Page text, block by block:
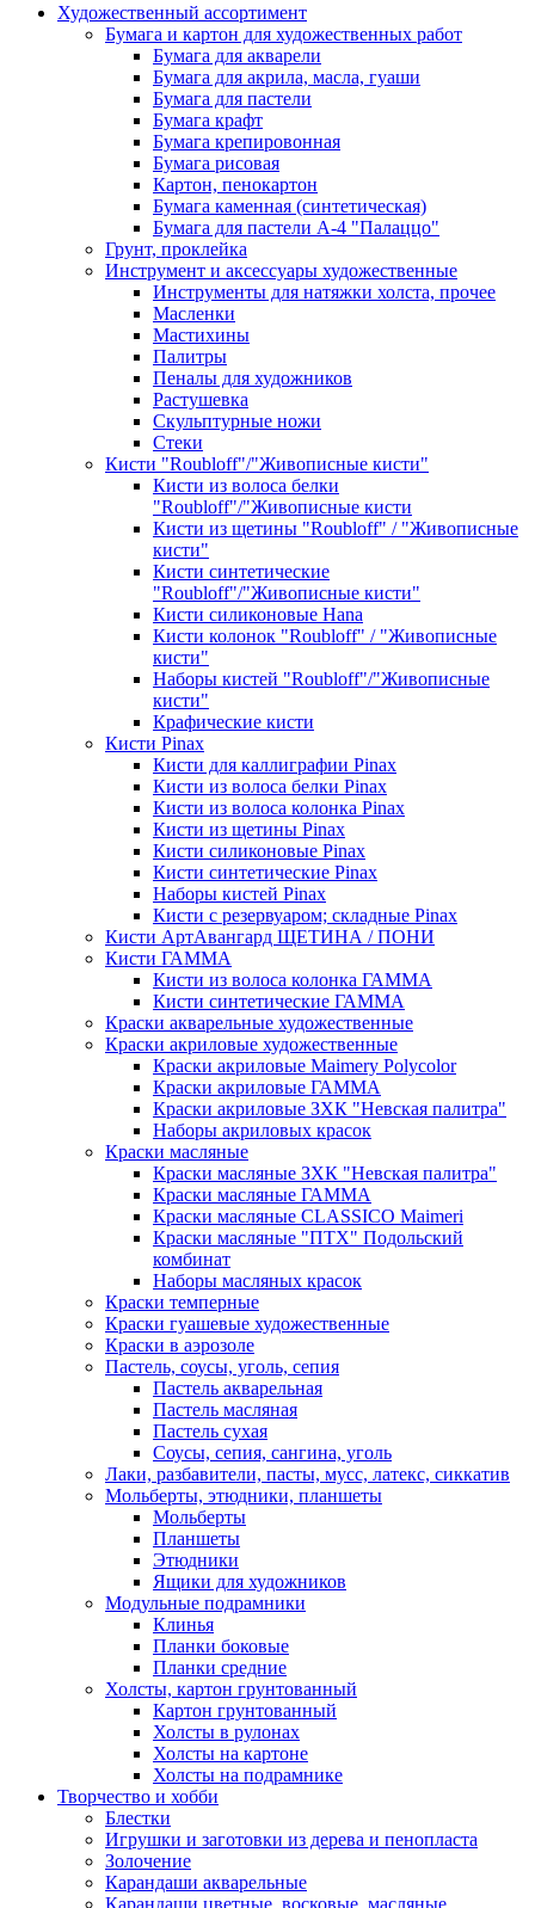
Художественный ассортимент
Бумага и картон для художественных работ
Бумага для акварели
Бумага для акрила, масла, гуаши
Бумага для пастели
Бумага крафт
Бумага крепировонная
Бумага рисовая
Картон, пенокартон
Бумага каменная (синтетическая)
Бумага для пастели А-4 "Палаццо"
Грунт, проклейка
Инструмент и аксессуары художественные
Инструменты для натяжки холста, прочее
Масленки
Мастихины
Палитры
Пеналы для художников
Растушевка
Скульптурные ножи
Стеки
Кисти "Roubloff"/"Живописные кисти"
Кисти из волоса белки
"Roubloff"/"Живописные кисти
Кисти из щетины "Roubloff" / "Живописные
кисти"
Кисти синтетические
"Roubloff"/"Живописные кисти"
Кисти силиконовые Hana
Кисти колонок "Roubloff" / "Живописные
кисти"
Наборы кистей "Roubloff"/"Живописные
кисти"
Крафические кисти
Кисти Pinax
Кисти для каллиграфии Pinax
Кисти из волоса белки Pinax
Кисти из волоса колонка Pinax
Кисти из щетины Pinax
Кисти силиконовые Pinax
Кисти синтетические Pinax
Наборы кистей Pinax
Кисти с резервуаром; складные Pinax
Кисти АртАвангард ЩЕТИНА / ПОНИ
Кисти ГАММА
Кисти из волоса колонка ГАММА
Кисти синтетические ГАММА
Краски акварельные художественные
Краски акриловые художественные
Краски акриловые Maimery Polycolor
Краски акриловые ГАММА
Краски акриловые ЗХК "Невская палитра"
Наборы акриловых красок
Краски масляные
Краски масляные ЗХК "Невская палитра"
Краски масляные ГАММА
Краски масляные CLASSICO Maimeri
Краски масляные "ПТХ" Подольский
комбинат
Наборы масляных красок
Краски темперные
Краски гуашевые художественные
Краски в аэрозоле
Пастель, соусы, уголь, сепия
Пастель акварельная
Пастель масляная
Пастель сухая
Соусы, сепия, сангина, уголь
Лаки, разбавители, пасты, мусс, латекс, сиккатив
Мольберты, этюдники, планшеты
Мольберты
Планшеты
Этюдники
Ящики для художников
Модульные подрамники
Клинья
Планки боковые
Планки средние
Холсты, картон грунтованный
Картон грунтованный
Холсты в рулонах
Холсты на картоне
Холсты на подрамнике
Творчество и хобби
Блестки
Игрушки и заготовки из дерева и пенопласта
Золочение
Карандаши акварельные
Карандаши цветные, восковые, масляные,